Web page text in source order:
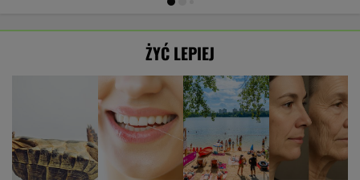
ŻYĆ LEPIEJ